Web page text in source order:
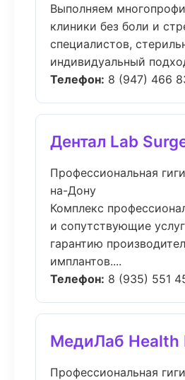
Выполняем
клиники без боли и
специалистов,
индивидуальный
Телефон: 8 (947) 466
Дентал Lab
Профессиональная
на-Дону
Комплекс
и сопутствующие
гарантию
имплантов....
Телефон: 8 (935) 551
МедиЛаб Health
Профессиональная